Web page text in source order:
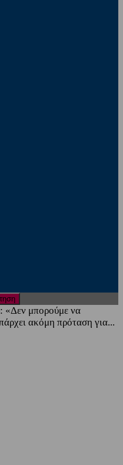
«Δεν μπορούμε να
ακόμη πρόταση για...